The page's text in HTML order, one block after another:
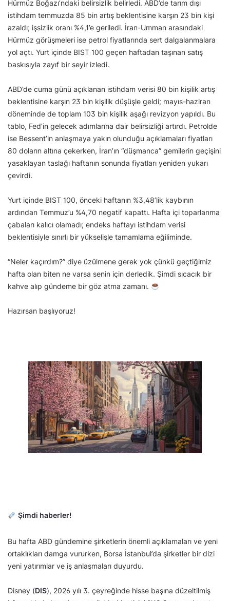
Hürmüz Boğazı’ndaki belirsizlik belirledi. ABD’de tarım dışı
istihdam temmuzda 85 bin artış beklentisine karşın 23 bin kişi
azaldı; işsizlik oranı %4,1’e geriledi. İran-Umman arasındaki
Hürmüz görüşmeleri ise petrol fiyatlarında sert dalgalanmalara
yol açtı. Yurt içinde BIST 100 geçen haftadan taşınan satış
baskısıyla zayıf bir seyir izledi.
ABD’de cuma günü açıklanan istihdam verisi 80 bin kişilik artış
beklentisine karşın 23 bin kişilik düşüşle geldi; mayıs-haziran
döneminde de toplam 103 bin kişilik aşağı revizyon yapıldı. Bu
tablo, Fed’in gelecek adımlarına dair belirsizliği artırdı. Petrolde
ise Bessent’in anlaşmaya yakın olunduğu açıklamaları fiyatları
80 doların altına çekerken, İran’ın “düşmanca” gemilerin geçişini
yasaklayan taslağı haftanın sonunda fiyatları yeniden yukarı
çevirdi.
Yurt içinde BIST 100, önceki haftanın %3,48’lik kaybının
ardından Temmuz’u %4,70 negatif kapattı. Hafta içi toparlanma
çabaları kalıcı olamadı; endeks haftayı istihdam verisi
beklentisiyle sınırlı bir yükselişle tamamlama eğiliminde.
“Neler kaçırdım?” diye üzülmene gerek yok çünkü geçtiğimiz
hafta olan biten ne varsa senin için derledik. Şimdi sıcacık bir
kahve alıp gündeme bir göz atma zamanı.
Hazırsan başlıyoruz!
Şimdi haberler!
Bu hafta ABD gündemine şirketlerin önemli açıklamaları ve yeni
ortaklıkları damga vururken, Borsa İstanbul’da şirketler bir dizi
yeni yatırımlar ve iş anlaşmaları duyurdu.
Disney (DIS), 2026 yılı 3. çeyreğinde hisse başına düzeltilmiş